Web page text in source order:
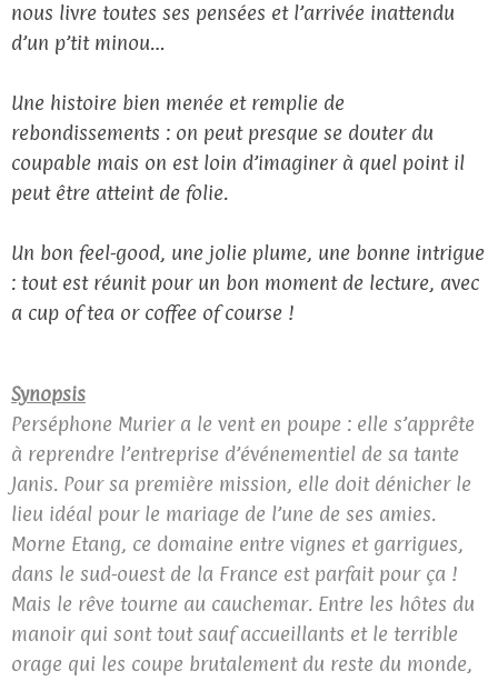
nous livre toutes ses pensées et l’arrivée inattendu
d’un p’tit minou…
Une histoire bien menée et remplie de
rebondissements : on peut presque se douter du
coupable mais on est loin d’imaginer à quel point il
peut être atteint de folie.
Un bon feel-good, une jolie plume, une bonne intrigue
: tout est réunit pour un bon moment de lecture, avec
a cup of tea or coffee of course !
Synopsis
Perséphone Murier a le vent en poupe : elle s’apprête
à reprendre l’entreprise d’événementiel de sa tante
Janis. Pour sa première mission, elle doit dénicher le
lieu idéal pour le mariage de l’une de ses amies.
Morne Etang, ce domaine entre vignes et garrigues,
dans le sud-ouest de la France est parfait pour ça !
Mais le rêve tourne au cauchemar. Entre les hôtes du
manoir qui sont tout sauf accueillants et le terrible
orage qui les coupe brutalement du reste du monde,